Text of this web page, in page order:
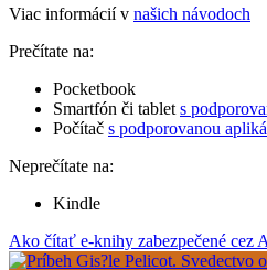
Viac informácií v našich návodoch
Prečítate na:
Pocketbook
Smartfón či tablet s
Počítač s podporovanou
Neprečítate na:
Kindle
Ako čítať e-knihy zabezpečené cez